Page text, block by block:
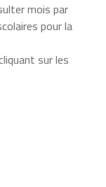
mois par
pour la
sur les